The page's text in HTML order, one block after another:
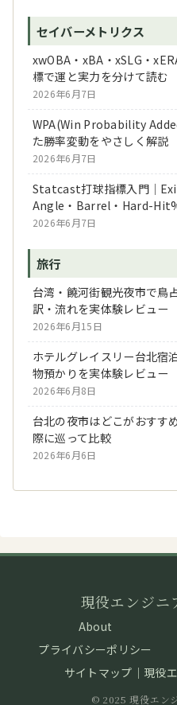
セイバーメトリクス
xwOBA・xBA・xSLG・
標で運と実力を分けて読む
2026年6月7日
WPA(Win Probability
た勝率変動をやさしく解説
2026年6月7日
Statcast打球指標入門｜
Angle・Barrel・Hard-
2026年6月7日
旅行
台湾・饒河街観光夜市で鳥
訳・流れを実体験レビュー
2026年6月15日
ホテルグレイスリー台北宿
物預かりを実体験レビュー
2026年6月8日
台北の夜市はどこがおすす
際に巡って比較
2026年6月6日
現役エンジニ
About
プライバシーポリシー
サイトマップ｜現役
© 2025 現役エン